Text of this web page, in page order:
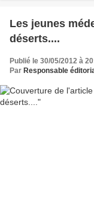
Les jeunes
déserts....
Publié le 30/05/2012 à
Par Responsable